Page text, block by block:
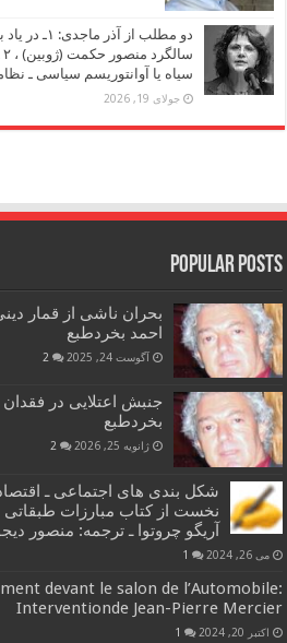
دو مطلب از
سیاه یا آوانتوریسم سیاسی ـ
جولای 19, 2026
Popular Posts
بحران ناشی از قمار
احمد بخردطبع
آگوست 24, 2025 2
جنبش اعتلایی در
بخردطبع
ژانویه 25, 2026 2
شکل بندی های اجتماعی ـ
آریگو چروتوا ـ ترجمه: منصور
می 26, 2024 1
devant le salon de l’Automobile:
Interventionde Jean-Pierre Mercier
اکتبر 20, 2024 1